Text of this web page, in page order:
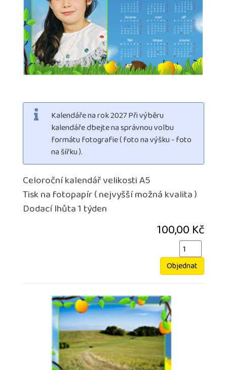
Kalendáře na rok 2027 Při výběru
kalendáře dbejte na správnou volbu
formátu fotografie ( foto na výšku - foto
na šířku ).
Celoroční kalendář velikosti A5
Tisk na fotopapír ( nejvyšší možná kvalita )
Dodací lhůta 1 týden
100,00 Kč
Objednat